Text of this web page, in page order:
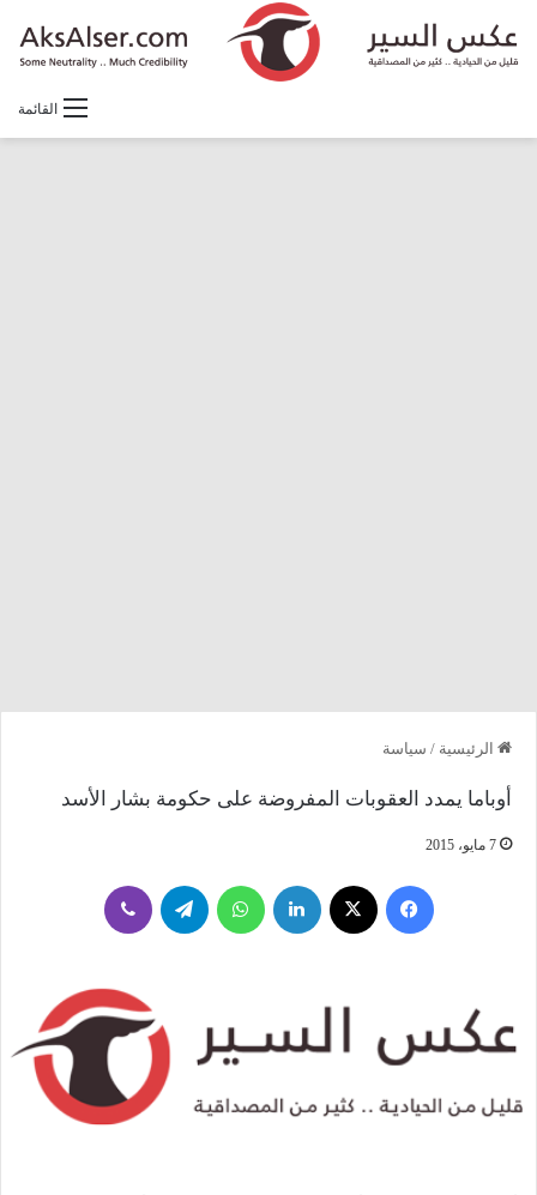
القائمة
الرئيسية / سياسة
أوباما يمدد العقوبات المفروضة على حكومة بشار الأسد
7 مايو، 2015
فيسبوك لينكدإن واتساب تيلقرام